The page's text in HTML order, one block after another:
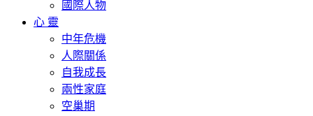
國際人物
心 靈
中年危機
人際關係
自我成長
兩性家庭
空巢期